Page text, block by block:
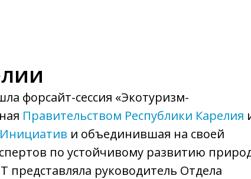
форсайт-сессия «Экотуризм-
Правительством Республики Карелия
Инициатив и объединившая на своей
по устойчивому развитию
руководитель Отдела